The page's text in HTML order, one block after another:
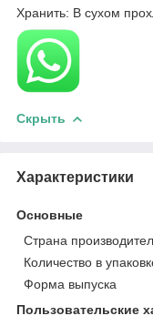
Хранить: В сухом
Скрыть
Характеристики
Основные
Страна
Количество в
Форма выпуска
Пользовательские